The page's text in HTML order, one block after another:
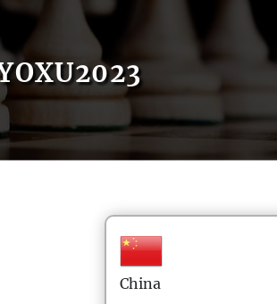
China